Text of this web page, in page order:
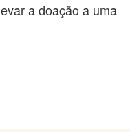
a doação a uma